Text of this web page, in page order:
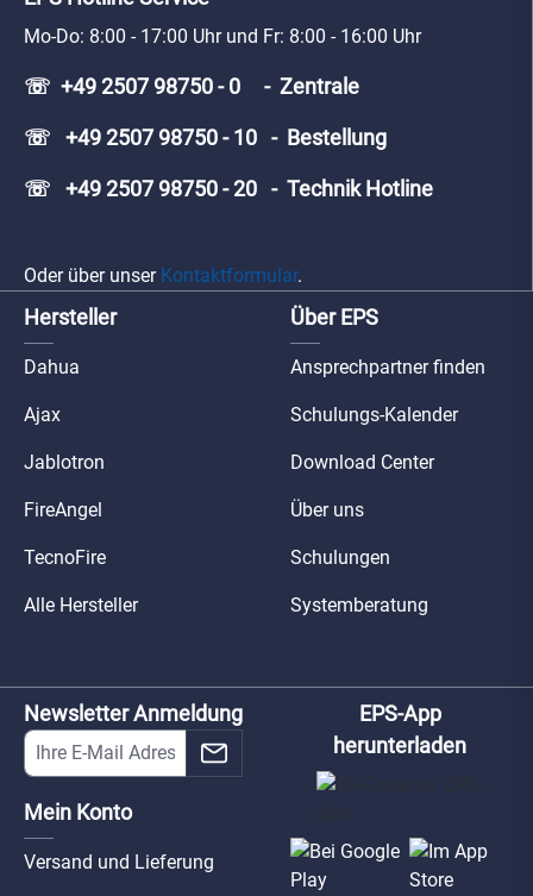
Mo-Do: 8:00 - 17:00 Uhr und Fr: 8:00 - 16:00 Uhr
☏ +49 2507 98750 - 0 - Zentrale
☏ +49 2507 98750 - 10 - Bestellung
☏ +49 2507 98750 - 20 - Technik Hotline
Oder über unser Kontaktformular.
Hersteller
Dahua
Ajax
Jablotron
FireAngel
TecnoFire
Alle Hersteller
Über EPS
Ansprechpartner finden
Schulungs-Kalender
Download Center
Über uns
Schulungen
Systemberatung
Newsletter Anmeldung
Mein Konto
Versand und Lieferung
EPS-App
herunterladen